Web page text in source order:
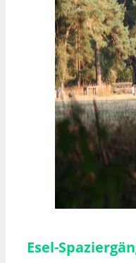
Esel-